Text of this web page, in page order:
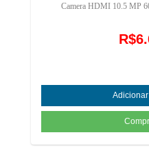
Camera HDMI 10.5 MP